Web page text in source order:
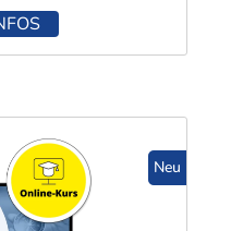
Neu